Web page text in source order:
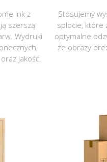
Ink z
szerszą
Wydruki
jakość.
Stosujemy
splocie, które
optymalne
że obrazy